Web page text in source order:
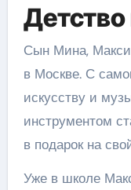
Сын Мина,
в Москве. С
искусству и
инструментом
в подарок на
Уже в школе